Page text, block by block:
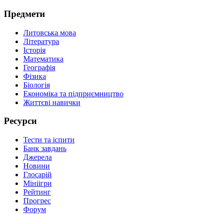
Предмети
Литовська мова
Література
Історія
Математика
Географія
Фізика
Біологія
Економіка та підприємництво
Життєві навички
Ресурси
Тести та іспити
Банк завдань
Джерела
Новини
Глосарій
Мініігри
Рейтинг
Прогрес
Форум